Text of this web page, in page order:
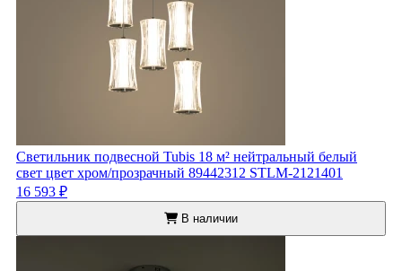
Светильник подвесной Tubis 18 м² нейтральный белый
свет цвет хром/прозрачный 89442312 STLM-2121401
16 593 ₽
В наличии